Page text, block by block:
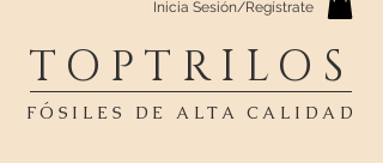
Inicia Sesión/Regístrate
TOPTRILOS
FÓSILES DE ALTA CALIDAD